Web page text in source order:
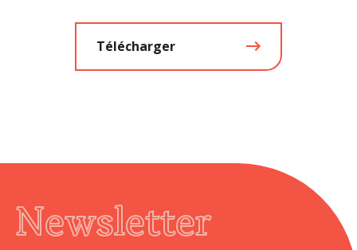
Télécharger
Newsletter